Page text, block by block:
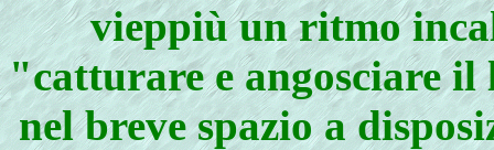
vieppiù un ritmo
"catturare e angosciare
nel breve spazio a